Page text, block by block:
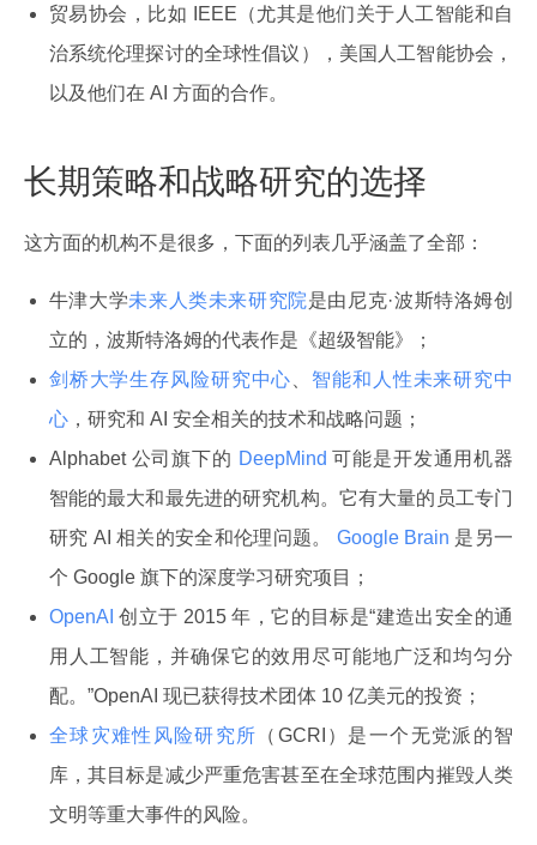
贸易协会，比如 IEEE（尤其是他们关于人工智能和自
治系统伦理探讨的全球性倡议），美国人工智能协会，
以及他们在 AI 方面的合作。
长期策略和战略研究的选择
这方面的机构不是很多，下面的列表几乎涵盖了全部：
牛津大学未来人类未来研究院是由尼克·波斯特洛姆创
立的，波斯特洛姆的代表作是《超级智能》；
剑桥大学生存风险研究中心
智能和人性未来研究中
心，研究和 AI 安全相关的技术和战略问题；
Alphabet 公司旗下的 DeepMind可能是开发通用机器
智能的最大和最先进的研究机构。它有大量的员工专门
研究 AI 相关的安全和伦理问题。
Google Brain 是另一
个 Google 旗下的深度学习研究项目；
OpenAI创立于 2015 年，它的目标是“建造出安全的通
用人工智能，并确保它的效用尽可能地广泛和均匀分
配。”OpenAI 现已获得技术团体 10 亿美元的投资；
全球灾难性风险研究所 （GCRI）是一个无党派的智
库，其目标是减少严重危害甚至在全球范围内摧毁人类
文明等重大事件的风险。